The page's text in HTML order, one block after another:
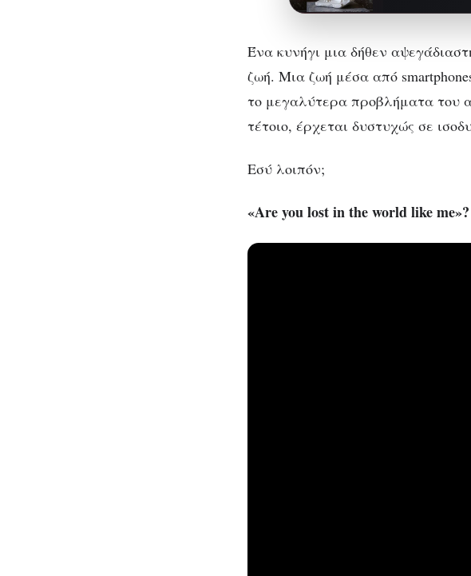
Ένα κυνήγι μια δήθεν
ζωή. Μια ζωή μέσα από
το μεγαλύτερα προβλήματα του
τέτοιο, έρχεται δυστυχώς σε
Εσύ λοιπόν;
«Are you lost in the world like me»?